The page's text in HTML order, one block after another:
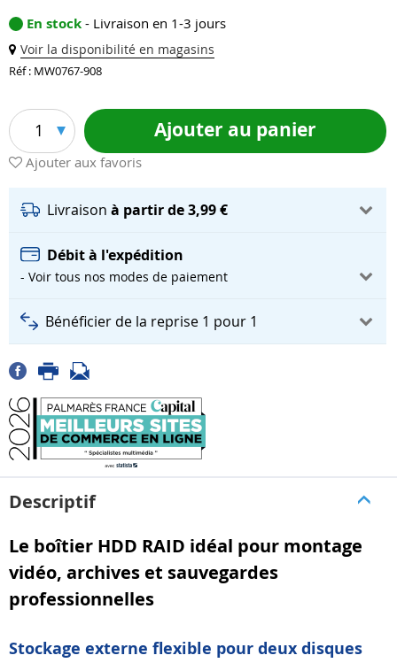
En stock - Livraison en 1-3 jours
Voir la disponibilité en magasins
Réf : MW0767-908
1 Ajouter au panier
Ajouter aux favoris
Livraison à partir de 3,99 €
Débit à l'expédition
- Voir tous nos modes de paiement
Bénéficier de la reprise 1 pour 1
Descriptif
Le boîtier HDD RAID idéal pour montage
vidéo, archives et sauvegardes
professionnelles
Stockage externe flexible pour deux disques